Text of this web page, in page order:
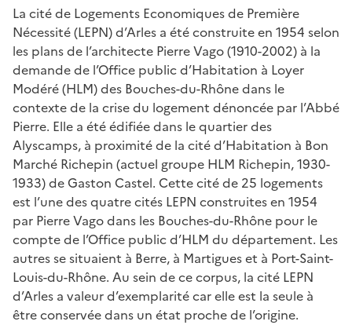
La cité de Logements Economiques de Première
Nécessité (LEPN) d’Arles a été construite en 1954 selon
les plans de l’architecte Pierre Vago (1910-2002) à la
demande de l’Office public d’Habitation à Loyer
Modéré (HLM) des Bouches-du-Rhône dans le
contexte de la crise du logement dénoncée par l’Abbé
Pierre. Elle a été édifiée dans le quartier des
Alyscamps, à proximité de la cité d’Habitation à Bon
Marché Richepin (actuel groupe HLM Richepin, 1930-
1933) de Gaston Castel. Cette cité de 25 logements
est l’une des quatre cités LEPN construites en 1954
par Pierre Vago dans les Bouches-du-Rhône pour le
compte de l’Office public d’HLM du département. Les
autres se situaient à Berre, à Martigues et à Port-Saint-
Louis-du-Rhône. Au sein de ce corpus, la cité LEPN
d’Arles a valeur d’exemplarité car elle est la seule à
être conservée dans un état proche de l’origine.